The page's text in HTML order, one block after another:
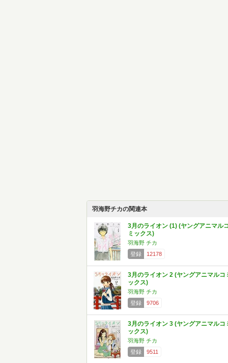
羽海野チカの関連本
3月のライオン (1) (ヤングアニマル
ミックス)
羽海野 チカ
登録
12178
3月のライオン 2 (ヤングアニマルコ
ックス)
羽海野 チカ
登録
9706
3月のライオン 3 (ヤングアニマルコ
ックス)
羽海野 チカ
登録
9511